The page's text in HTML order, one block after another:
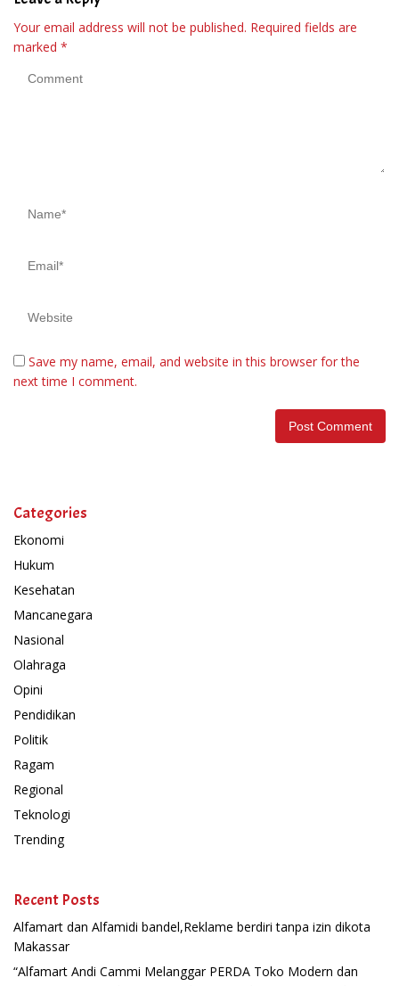
Your email address will not be published. Required fields are
marked *
Save my name, email, and website in this browser for the
next time I comment.
Categories
Ekonomi
Hukum
Kesehatan
Mancanegara
Nasional
Olahraga
Opini
Pendidikan
Politik
Ragam
Regional
Teknologi
Trending
Recent Posts
Alfamart dan Alfamidi bandel,Reklame berdiri tanpa izin dikota
Makassar
“Alfamart Andi Cammi Melanggar PERDA Toko Modern dan